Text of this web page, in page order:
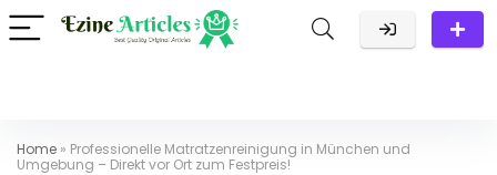
Home » Professionelle Matratzenreinigung in München und
Umgebung – Direkt vor Ort zum Festpreis!